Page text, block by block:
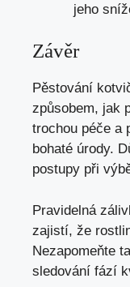
jeho
Závěr
Pěstování
způsobem, jak
trochou péče a
bohaté úrody.
postupy při
Pravidelná
zajistí, že
Nezapomeňte
sledování fází